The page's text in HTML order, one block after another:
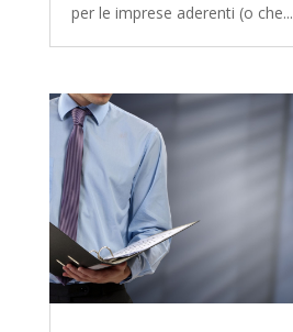
per le imprese aderenti (o che...